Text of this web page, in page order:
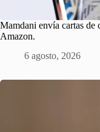
Mamdani envía cartas de
Amazon.
6 agosto, 2026